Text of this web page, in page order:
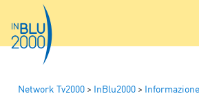
Network Tv2000 > InBlu2000 > Informazione